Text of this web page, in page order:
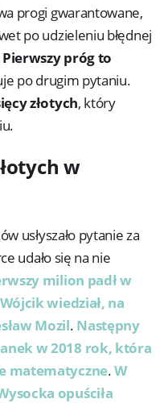
progi gwarantowane,
po udzieleniu błędnej
Pierwszy próg to
po drugim pytaniu.
złotych, który
w
usłyszało pytanie za
udało się na nie
milion padł w
wiedział, na
Mozil. Następny
w 2018 rok, która
matematyczne.W
opuściła